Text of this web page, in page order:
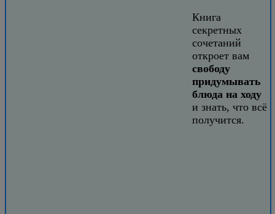
Книга
секретных
сочетаний
откроет вам
свободу
придумывать
блюда на ходу
и знать, что всё
получится.